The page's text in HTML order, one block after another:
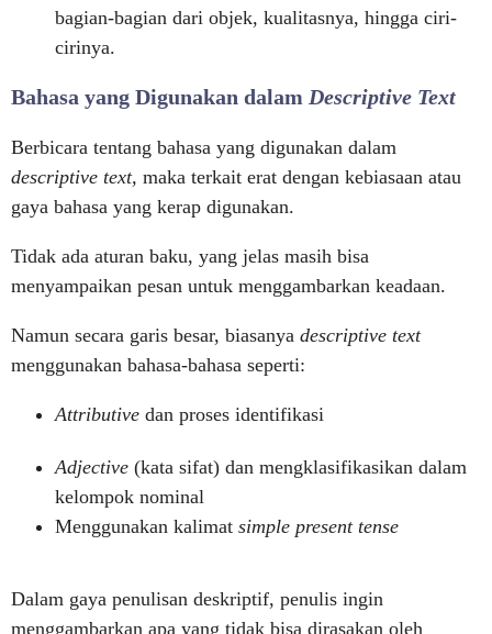
bagian-bagian dari objek, kualitasnya, hingga ciri-
cirinya.
Bahasa yang Digunakan dalam Descriptive Text
Berbicara tentang bahasa yang digunakan dalam
descriptive text, maka terkait erat dengan kebiasaan atau
gaya bahasa yang kerap digunakan.
Tidak ada aturan baku, yang jelas masih bisa
menyampaikan pesan untuk menggambarkan keadaan.
Namun secara garis besar, biasanya descriptive text
menggunakan bahasa-bahasa seperti:
Attributive dan proses identifikasi
Adjective (kata sifat) dan mengklasifikasikan dalam
kelompok nominal
Menggunakan kalimat simple present tense
Dalam gaya penulisan deskriptif, penulis ingin
menggambarkan apa yang tidak bisa dirasakan oleh